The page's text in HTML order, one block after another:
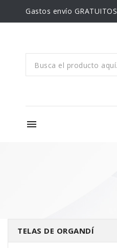
Gastos envío
menu
TELAS DE ORGANDÍ